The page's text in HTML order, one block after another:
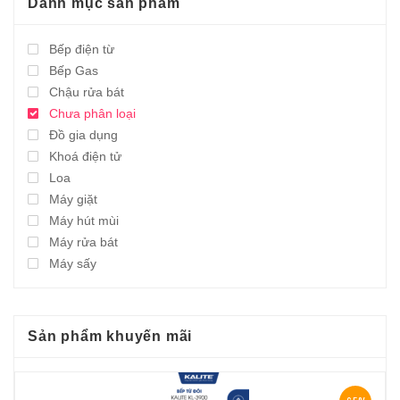
Danh mục sản phẩm
Bếp điện từ
Bếp Gas
Chậu rửa bát
Chưa phân loại
Đồ gia dụng
Khoá điện tử
Loa
Máy giặt
Máy hút mùi
Máy rửa bát
Máy sấy
Sản phẩm khuyến mãi